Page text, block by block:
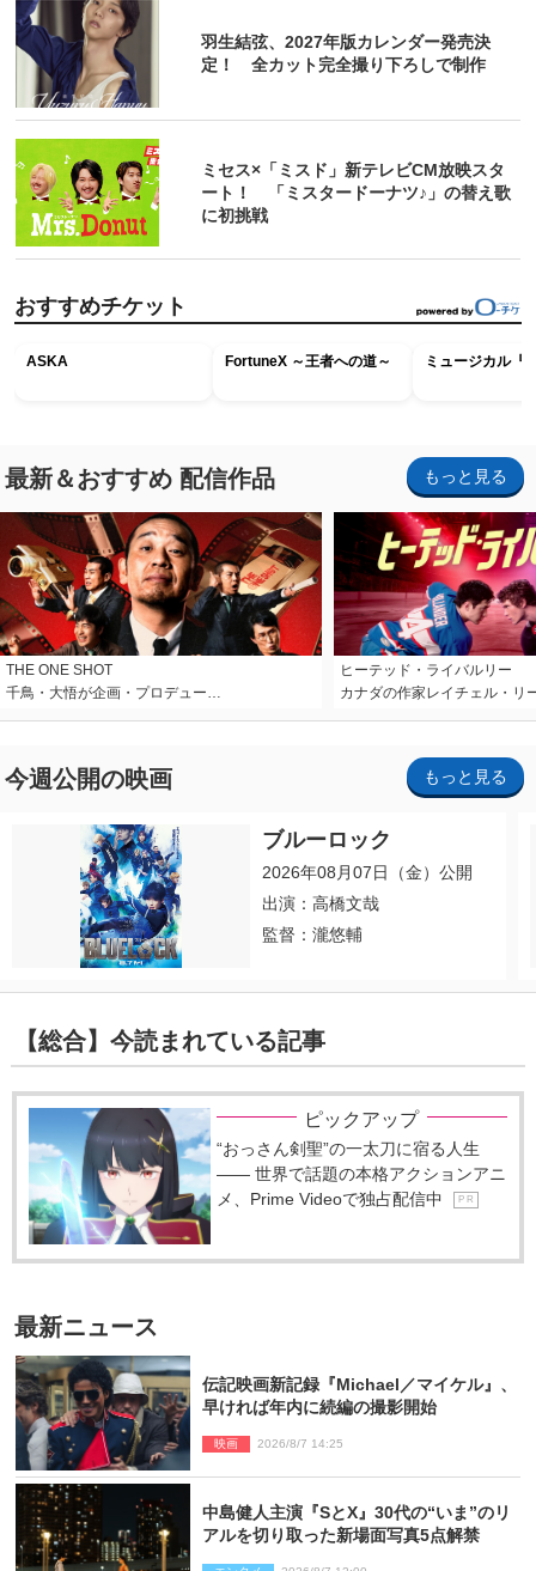
羽生結弦、2027年版カレンダー発売決
定！ 全カット完全撮り下ろしで制作
ミセス×「ミスド」新テレビCM放映スタ
ート！ 「ミスタードーナツ♪」の替え歌
に初挑戦
おすすめチケット
ASKA FortuneX ～王者への道～ ミュージカル『
最新＆おすすめ 配信作品 もっと見る
THE ONE SHOT
千鳥・大悟が企画・プロデュー…
ヒーテッド・ライバルリー
カナダの作家レイチェル・リ
今週公開の映画 もっと見る
ブルーロック
2026年08月07日（金）公開
出演：高橋文哉
監督：瀧悠輔
【総合】今読まれている記事
ピックアップ
“おっさん剣聖”の一太刀に宿る人生
―― 世界で話題の本格アクションアニ
メ、Prime Videoで独占配信中
P R
最新ニュース
伝記映画新記録『Michael／マイケル』、
早ければ年内に続編の撮影開始
映画 2026/8/7 14:25
中島健人主演『SとX』30代の“いま”のリ
アルを切り取った新場面写真5点解禁